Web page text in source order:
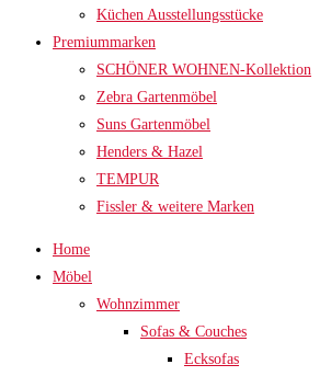
Küchen Ausstellungsstücke
Premiummarken
SCHÖNER WOHNEN-Kollektion
Zebra Gartenmöbel
Suns Gartenmöbel
Henders & Hazel
TEMPUR
Fissler & weitere Marken
Home
Möbel
Wohnzimmer
Sofas & Couches
Ecksofas